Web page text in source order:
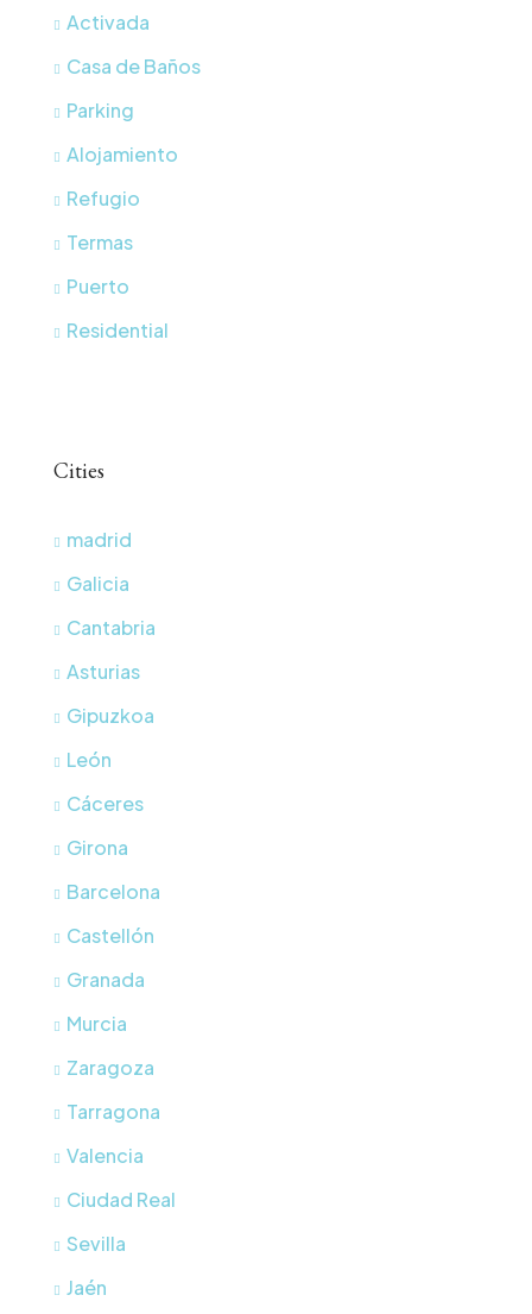
Activada
Casa de Baños
Parking
Alojamiento
Refugio
Termas
Puerto
Residential
Cities
madrid
Galicia
Cantabria
Asturias
Gipuzkoa
León
Cáceres
Girona
Barcelona
Castellón
Granada
Murcia
Zaragoza
Tarragona
Valencia
Ciudad Real
Sevilla
Jaén